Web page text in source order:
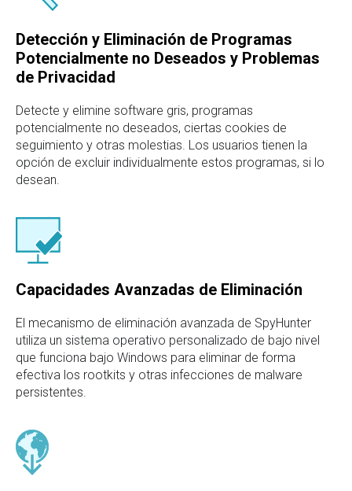
Detección y Eliminación de Programas
Potencialmente no Deseados y Problemas
de Privacidad
Detecte y elimine software gris, programas
potencialmente no deseados, ciertas cookies de
seguimiento y otras molestias. Los usuarios tienen la
opción de excluir individualmente estos programas, si lo
desean.
Capacidades Avanzadas de Eliminación
El mecanismo de eliminación avanzada de SpyHunter
utiliza un sistema operativo personalizado de bajo nivel
que funciona bajo Windows para eliminar de forma
efectiva los rootkits y otras infecciones de malware
persistentes.